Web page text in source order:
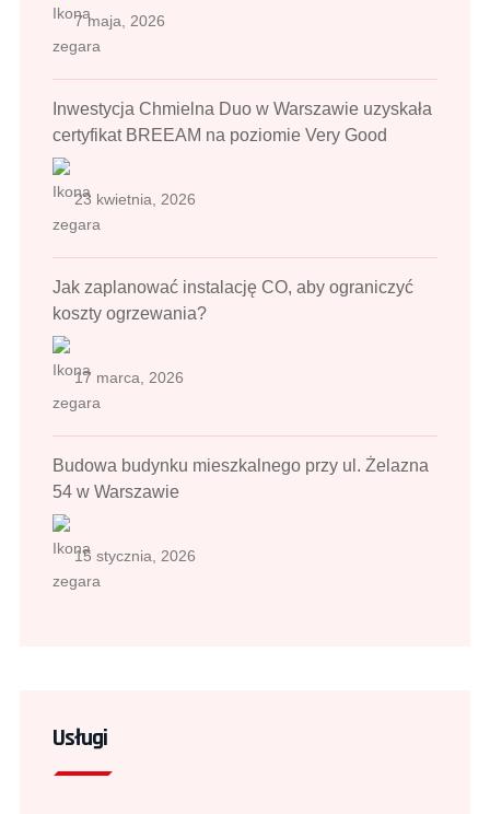
7 maja, 2026
Inwestycja Chmielna Duo w Warszawie uzyskała
certyfikat BREEAM na poziomie Very Good
23 kwietnia, 2026
Jak zaplanować instalację CO, aby ograniczyć
koszty ogrzewania?
17 marca, 2026
Budowa budynku mieszkalnego przy ul. Żelazna
54 w Warszawie
15 stycznia, 2026
Usługi